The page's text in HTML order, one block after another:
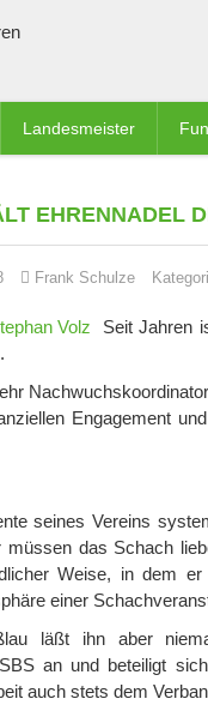
Landesmeister
EHRENNADEL
Frank Schulze
Seit Jahren
Engagement
seines Vereins
das Schach
Weise, in dem
einer
läßt ihn aber
an und beteiligt
auch stets dem